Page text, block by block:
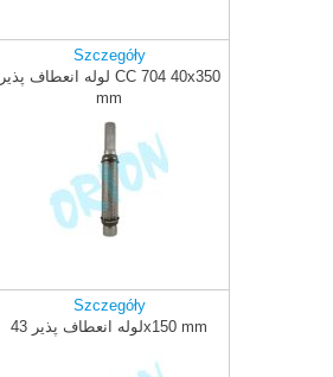
ADD TO CART
Szczegóły
لوله انعطاف پذیر CC 704 40x350
mm
Szczegóły
لوله انعطاف پذیر 43x150 mm